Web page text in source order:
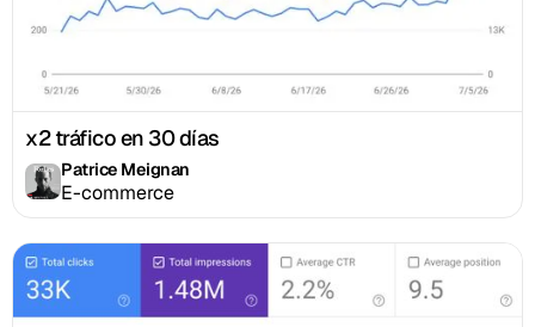
x2 tráfico en 30 días
Patrice Meignan
E-commerce